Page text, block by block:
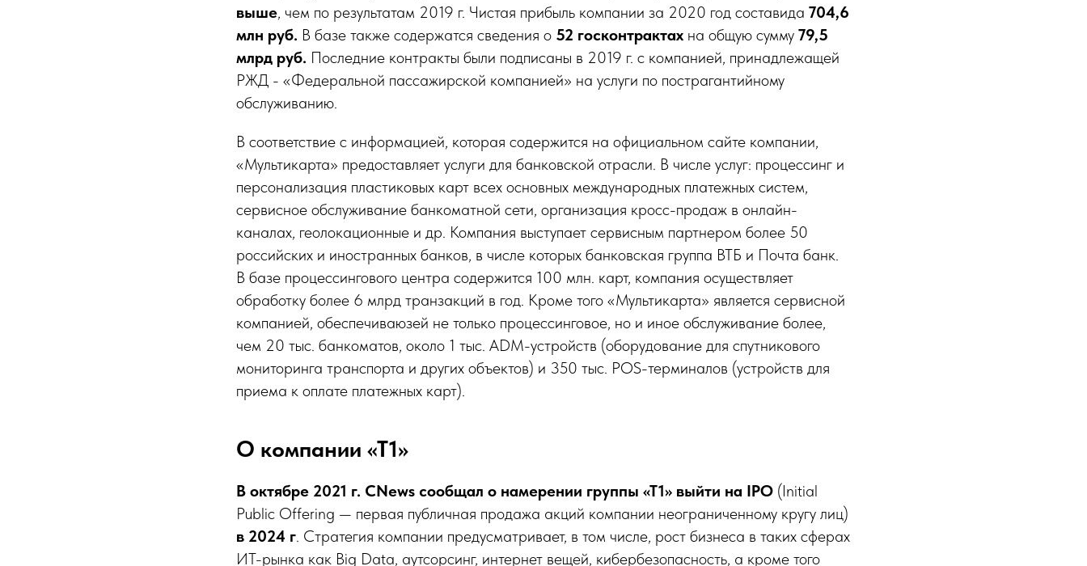
выше, чем по результатам 2019 г. Чистая прибыль компании за 2020 год составида 704,6
млн руб. В базе также содержатся сведения о 52 госконтрактах на общую сумму 79,5
млрд руб. Последние контракты были подписаны в 2019 г. с компанией, принадлежащей
РЖД - «Федеральной пассажирской компанией» на услуги по пострагантийному
обслуживанию.
В соответствие с информацией, которая содержится на официальном сайте компании,
«Мультикарта» предоставляет услуги для банковской отрасли. В числе услуг: процессинг и
персонализация пластиковых карт всех основных международных платежных систем,
сервисное обслуживание банкоматной сети, организация кросс-продаж в онлайн-
каналах, геолокационные и др. Компания выступает сервисным партнером более 50
российских и иностранных банков, в числе которых банковская группа ВТБ и Почта банк.
В базе процессингового центра содержится 100 млн. карт, компания осуществляет
обработку более 6 млрд транзакций в год. Кроме того «Мультикарта» является сервисной
компанией, обеспечиваюзей не только процессинговое, но и иное обслуживание более,
чем 20 тыс. банкоматов, около 1 тыс. ADM-устройств (оборудование для спутникового
мониторинга транспорта и других объектов) и 350 тыс. POS-терминалов (устройств для
приема к оплате платежных карт).
О компании «Т1»
В октябре 2021 г. CNews сообщал о намерении группы «Т1» выйти на IPO (Initial
Public Offering — первая публичная продажа акций компании неограниченному кругу лиц)
в 2024 г. Стратегия компании предусматривает, в том числе, рост бизнеса в таких сферах
ИТ-рынка как Big Data, аутсорсинг, интернет вещей, кибербезопасность, а кроме того